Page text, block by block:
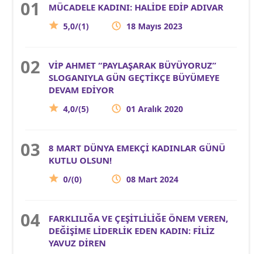
MÜCADELE KADINI: HALİDE EDİP ADIVAR
5,0/(1) 18 Mayıs 2023
VİP AHMET “PAYLAŞARAK BÜYÜYORUZ”
SLOGANIYLA GÜN GEÇTİKÇE BÜYÜMEYE
DEVAM EDİYOR
4,0/(5) 01 Aralık 2020
8 MART DÜNYA EMEKÇİ KADINLAR GÜNÜ
KUTLU OLSUN!
0/(0) 08 Mart 2024
FARKLILIĞA VE ÇEŞİTLİLİĞE ÖNEM VEREN,
DEĞİŞİME LİDERLİK EDEN KADIN: FİLİZ
YAVUZ DİREN